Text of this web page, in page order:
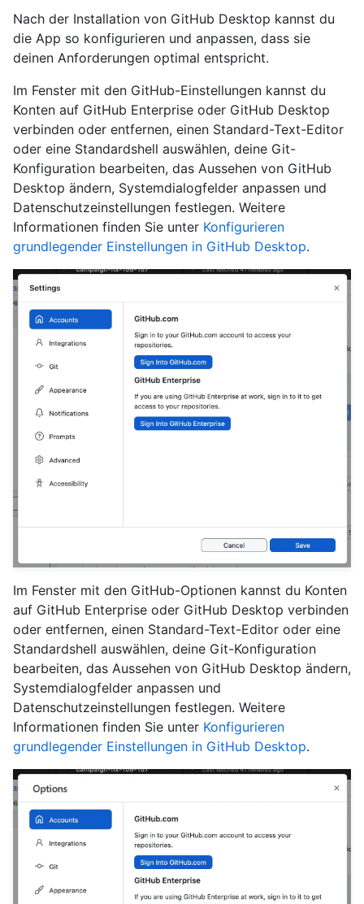
Nach der Installation von GitHub Desktop kannst du
die App so konfigurieren und anpassen, dass sie
deinen Anforderungen optimal entspricht.
Im Fenster mit den GitHub-Einstellungen kannst du
Konten auf GitHub Enterprise oder GitHub Desktop
verbinden oder entfernen, einen Standard-Text-Editor
oder eine Standardshell auswählen, deine Git-
Konfiguration bearbeiten, das Aussehen von GitHub
Desktop ändern, Systemdialogfelder anpassen und
Datenschutzeinstellungen festlegen. Weitere
Informationen finden Sie unter Konfigurieren
grundlegender Einstellungen in GitHub Desktop.
Im Fenster mit den GitHub-Optionen kannst du Konten
auf GitHub Enterprise oder GitHub Desktop verbinden
oder entfernen, einen Standard-Text-Editor oder eine
Standardshell auswählen, deine Git-Konfiguration
bearbeiten, das Aussehen von GitHub Desktop ändern,
Systemdialogfelder anpassen und
Datenschutzeinstellungen festlegen. Weitere
Informationen finden Sie unter Konfigurieren
grundlegender Einstellungen in GitHub Desktop.